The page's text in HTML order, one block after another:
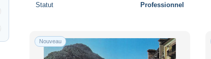
Statut Professionnel
Nouveau